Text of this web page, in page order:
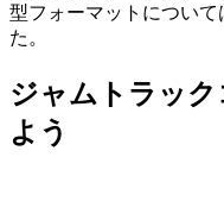
型フォーマットについ
た。
ジャムトラッ
よう